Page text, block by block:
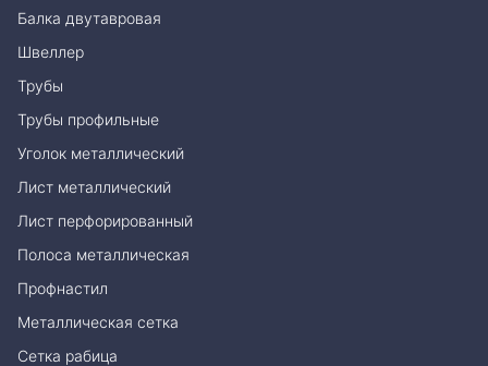
Балка двутавровая
Швеллер
Трубы
Трубы профильные
Уголок металлический
Лист металлический
Лист перфорированный
Полоса металлическая
Профнастил
Металлическая сетка
Сетка рабица